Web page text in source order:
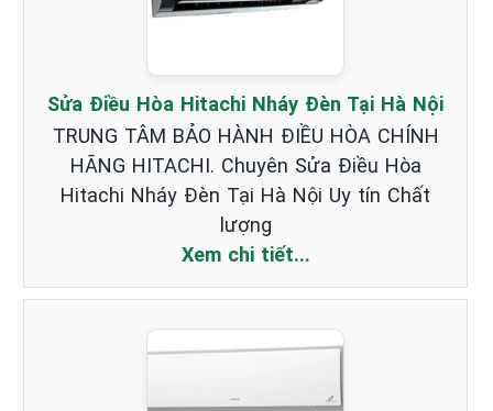
Sửa Điều Hòa Hitachi Nháy Đèn Tại Hà Nội
TRUNG TÂM BẢO HÀNH ĐIỀU HÒA CHÍNH
HÃNG HITACHI. Chuyên Sửa Điều Hòa
Hitachi Nháy Đèn Tại Hà Nội Uy tín Chất
lượng
Xem chi tiết...